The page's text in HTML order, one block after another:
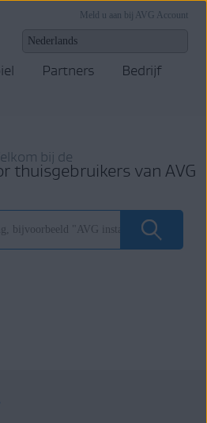
Meld u aan bij AVG Account
Partners
Bedrijf
bij de
thuisgebruikers van AVG